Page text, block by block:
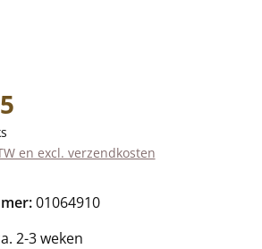
en excl. verzendkosten
01064910
2-3 weken